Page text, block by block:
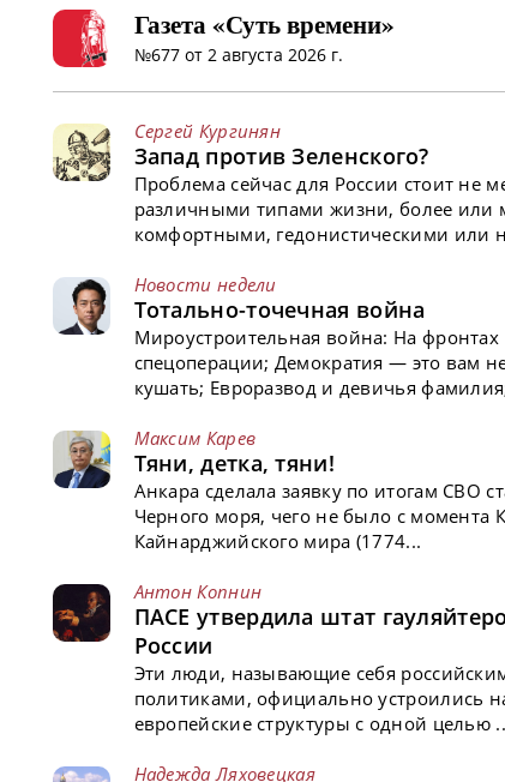
Газета «Суть времени»
№677 от 2 августа 2026 г.
Сергей Кургинян
Запад против Зеленского?
Проблема сейчас для России стоит не
различными типами жизни, более или
комфортными, гедонистическими или
Новости недели
Тотально-точечная война
Мироустроительная война: На фронтах
спецоперации; Демократия — это вам
кушать; Евроразвод и девичья
Максим Карев
Тяни, детка, тяни!
Анкара сделала заявку по итогам СВО
Черного моря, чего не было с момента
Кайнарджийского мира (1774...
Антон Копнин
ПАСЕ утвердила штат
России
Эти люди, называющие себя
политиками, официально устроились
европейские структуры с одной целью
Надежда Ляховецкая